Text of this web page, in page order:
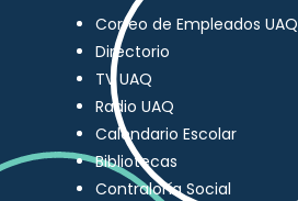
Correo de Empleados UAQ
Directorio
TV UAQ
Radio UAQ
Calendario Escolar
Bibliotecas
Contraloría Social